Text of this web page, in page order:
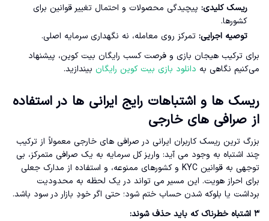
ریسک کلیدی: پیچیدگی محصولات و احتمال تغییر قوانین برای
کشورها.
توصیه اجرایی: تمرکز روی معامله، نه نگهداری سرمایه اصلی.
برای ترکیب هیجان بازی و فرصت کسب رایگان بیت کوین، پیشنهاد
می‌کنیم نگاهی به دانلود بازی بیت کوین رایگان بیندازید.
ریسک ها و اشتباهات رایج ایرانی ها در استفاده
از صرافی های خارجی
بزرگ ترین ریسک کاربران ایرانی در صرافی های خارجی معمولاً از ترکیب
چند اشتباه به وجود می آید: واریز کل سرمایه به یک صرافی متمرکز، بی
توجهی به قوانین KYC و کشورهای ممنوعه، و استفاده از مدارک جعلی
برای احراز هویت. این مسیر می تواند در یک لحظه به محدودیت
برداشت یا بلوکه شدن حساب ختم شود؛ حتی اگر خودِ بازار در سود باشد.
۳ اشتباه خطرناک که باید حذف شوند: